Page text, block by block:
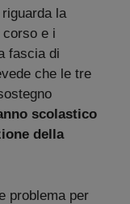
la
corso e i
fascia di
che le tre
scolastico
della
problema per